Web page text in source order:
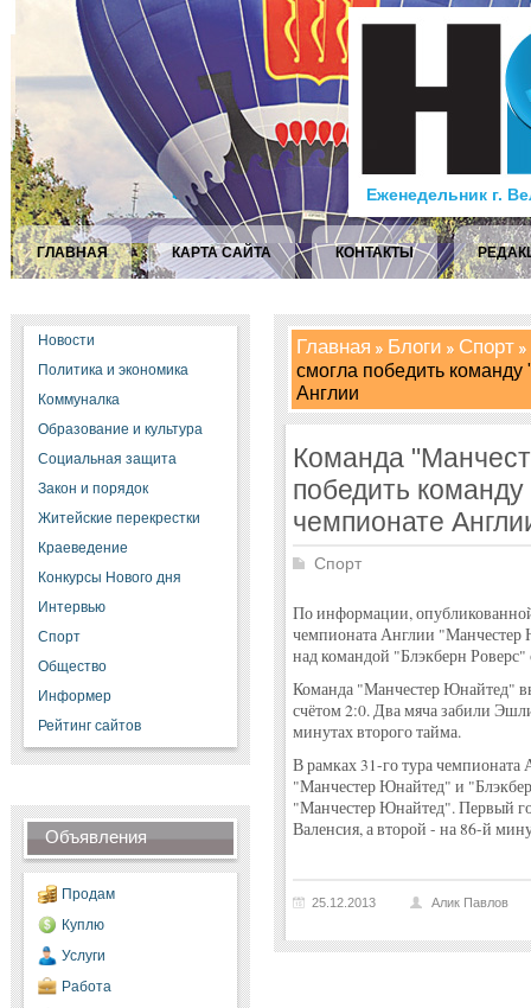
Еженедельник г.
ГЛАВНАЯ КАРТА САЙТА КОНТАКТЫ
Новости
Политика и экономика
Коммуналка
Образование и культура
Социальная защита
Закон и порядок
Житейские перекрестки
Краеведение
Конкурсы Нового дня
Интервью
Спорт
Общество
Информер
Рейтинг сайтов
Объявления
Продам
Куплю
Услуги
Работа
Главная Блоги Спорт
смогла победить
Англии
Команда
победить
чемпионате
Спорт
По информации,
чемпионата Англии "Манчестер
над командой "Блэкберн Роверс"
Команда "Манчестер Юнайтед"
счётом 2:0. Два мяча забили
минутах второго тайма.
В рамках 31-го тура
"Манчестер Юнайтед" и
"Манчестер Юнайтед". Первый
Валенсия, а второй - на 86-й
25.12.2013 Алик Павлов